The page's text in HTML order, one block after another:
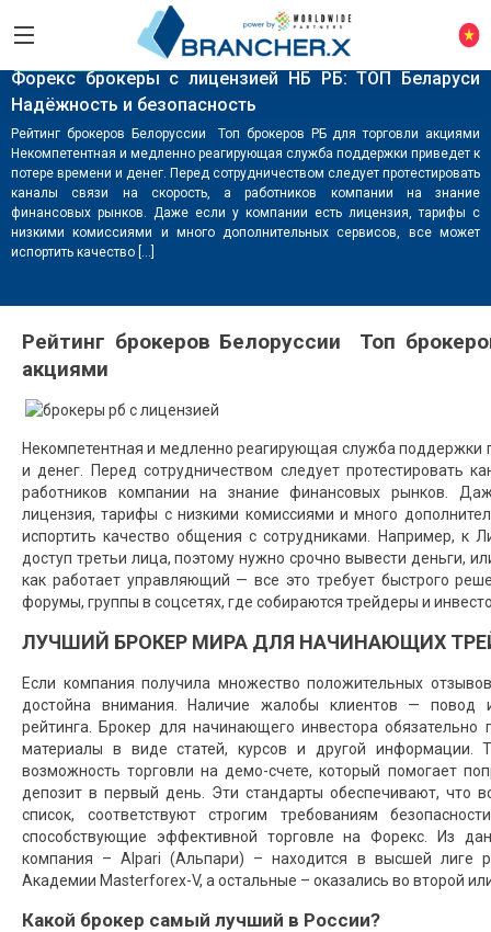
Форекс брокеры с лицензией НБ РБ: ТОП Беларуси
Надёжность и безопасность
Рейтинг брокеров Белоруссии ️ Топ брокеров РБ для торговли акциями
Некомпетентная и медленно реагирующая служба поддержки приведет к
потере времени и денег. Перед сотрудничеством следует протестировать
каналы связи на скорость, а работников компании на знание
финансовых рынков. Даже если у компании есть лицензия, тарифы с
низкими комиссиями и много дополнительных сервисов, все может
испортить качество […]
Рейтинг брокеров Белоруссии ️ Топ
акциями
Некомпетентная и медленно реагирующая служба поддержки
и денег. Перед сотрудничеством следует протестировать
работников компании на знание финансовых рынков.
лицензия, тарифы с низкими комиссиями и много
испортить качество общения с сотрудниками. Например, к
доступ третьи лица, поэтому нужно срочно вывести деньги,
как работает управляющий — все это требует быстрого
форумы, группы в соцсетях, где собираются трейдеры и
ЛУЧШИЙ БРОКЕР МИРА ДЛЯ НАЧИНАЮЩИХ
Если компания получила множество положительных
достойна внимания. Наличие жалобы клиентов — повод
рейтинга. Брокер для начинающего инвестора обязательно
материалы в виде статей, курсов и другой информации.
возможность торговли на демо-счете, который помогает
депозит в первый день. Эти стандарты обеспечивают, что
список, соответствуют строгим требованиям
способствующие эффективной торговле на Форекс. Из
компания – Alpari (Альпари) – находится в высшей лиге
Академии Masterforex-V, а остальные – оказались во второй
Какой брокер самый лучший в России?